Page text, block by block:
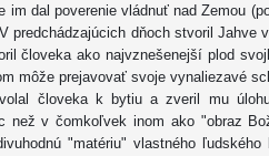
im dal poverenie vládnuť nad Zemou
predchádzajúcich dňoch stvoril
človeka ako najvznešenejší plod
môže prejavovať svoje vynaliezavé
človeka k bytiu a zveril mu
než v čomkoľvek inom ako "obraz
"matériu" vlastného